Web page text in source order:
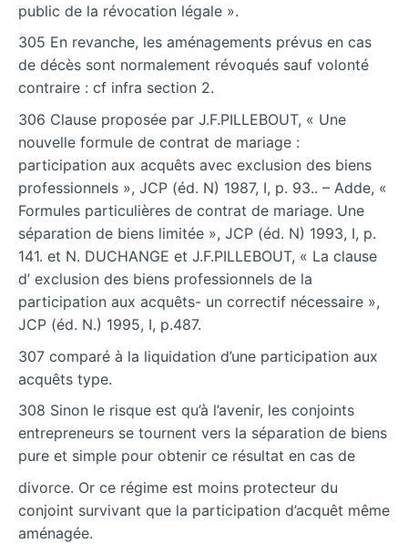
public de la révocation légale ».
305 En revanche, les aménagements prévus en cas
de décès sont normalement révoqués sauf volonté
contraire : cf infra section 2.
306 Clause proposée par J.F.PILLEBOUT, « Une
nouvelle formule de contrat de mariage :
participation aux acquêts avec exclusion des biens
professionnels », JCP (éd. N) 1987, I, p. 93.. – Adde, «
Formules particulières de contrat de mariage. Une
séparation de biens limitée », JCP (éd. N) 1993, I, p.
141. et N. DUCHANGE et J.F.PILLEBOUT, « La clause
d’ exclusion des biens professionnels de la
participation aux acquêts- un correctif nécessaire »,
JCP (éd. N.) 1995, I, p.487.
307 comparé à la liquidation d’une participation aux
acquêts type.
308 Sinon le risque est qu’à l’avenir, les conjoints
entrepreneurs se tournent vers la séparation de biens
pure et simple pour obtenir ce résultat en cas de
divorce. Or ce régime est moins protecteur du
conjoint survivant que la participation d’acquêt même
aménagée.